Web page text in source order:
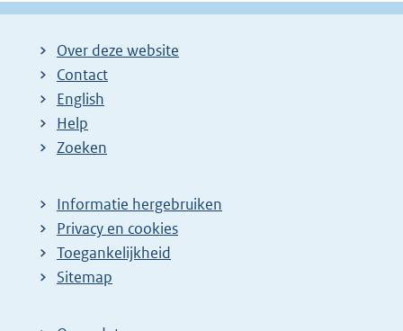
Over deze website
Contact
English
Help
Zoeken
Informatie hergebruiken
Privacy en cookies
Toegankelijkheid
Sitemap